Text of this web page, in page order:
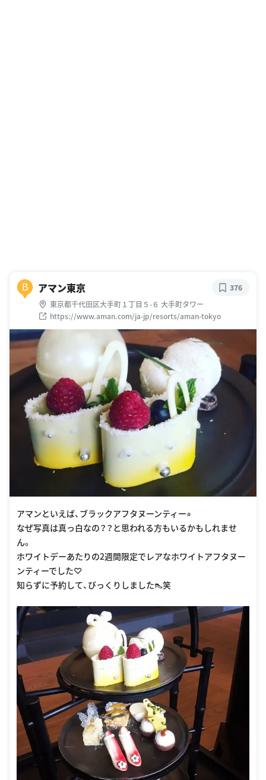
B アマン東京
東京都千代田区大手町１丁目５-６ 大手町タワー
https://www.aman.com/ja-jp/resorts/aman-tokyo
376
アマンといえば、ブラックアフタヌーンティー⭐︎
なぜ写真は真っ白なの？？と思われる方もいるかもしれませ
ん。
ホワイトデーあたりの2週間限定でレアなホワイトアフタヌー
ンティーでした♡
知らずに予約して、びっくりしました👠笑